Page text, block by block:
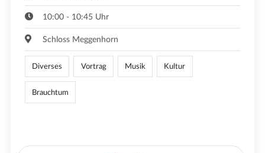
10:00 - 10:45 Uhr
Schloss Meggenhorn
Diverses Vortrag Musik Kultur
Brauchtum